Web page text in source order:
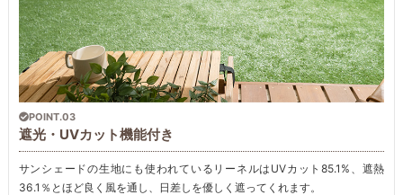
POINT.03
遮光・UVカット機能付き
サンシェードの生地にも使われているリーネルはUVカット85.1%、遮熱
36.1％とほど良く風を通し、日差しを優しく遮ってくれます。